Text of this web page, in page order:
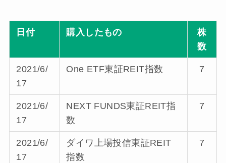
日付 購入したもの
株
数
2021/6/
17
One ETF東証REIT指数 7
2021/6/
17
NEXT FUNDS東証REIT指
数
7
2021/6/
17
ダイワ上場投信東証REIT
指数
7